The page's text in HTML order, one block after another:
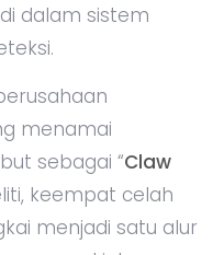
dalam sistem
menamai
sebagai “Claw
keempat celah
menjadi satu alur